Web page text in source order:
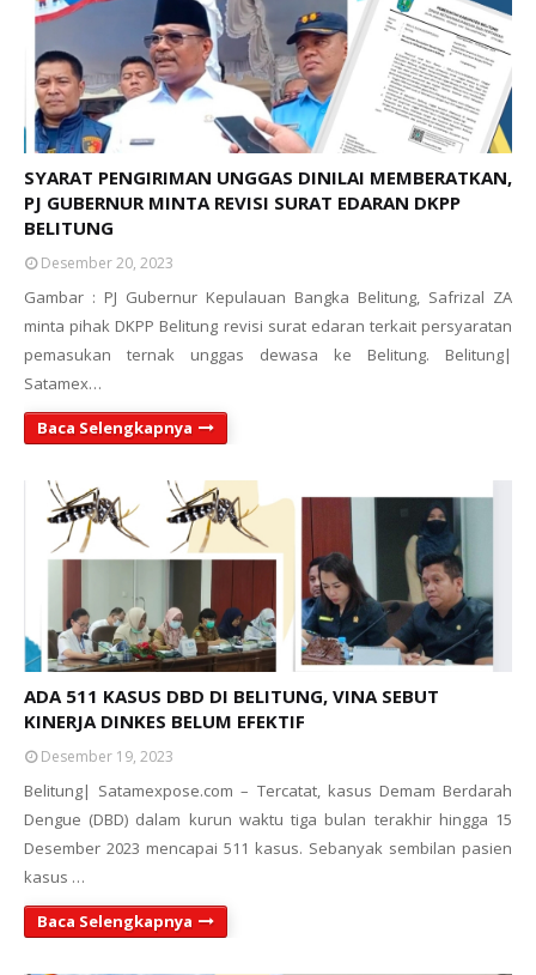
SYARAT PENGIRIMAN UNGGAS DINILAI MEMBERATKAN,
PJ GUBERNUR MINTA REVISI SURAT EDARAN DKPP
BELITUNG
Desember 20, 2023
Gambar : PJ Gubernur Kepulauan Bangka Belitung, Safrizal ZA
minta pihak DKPP Belitung revisi surat edaran terkait persyaratan
pemasukan ternak unggas dewasa ke Belitung. Belitung|
Satamex…
Baca Selengkapnya
ADA 511 KASUS DBD DI BELITUNG, VINA SEBUT
KINERJA DINKES BELUM EFEKTIF
Desember 19, 2023
Belitung| Satamexpose.com – Tercatat, kasus Demam Berdarah
Dengue (DBD) dalam kurun waktu tiga bulan terakhir hingga 15
Desember 2023 mencapai 511 kasus. Sebanyak sembilan pasien
kasus …
Baca Selengkapnya